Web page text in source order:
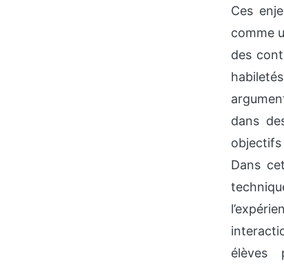
Ces
comme
des
dans
objectifs
Dans
élèves